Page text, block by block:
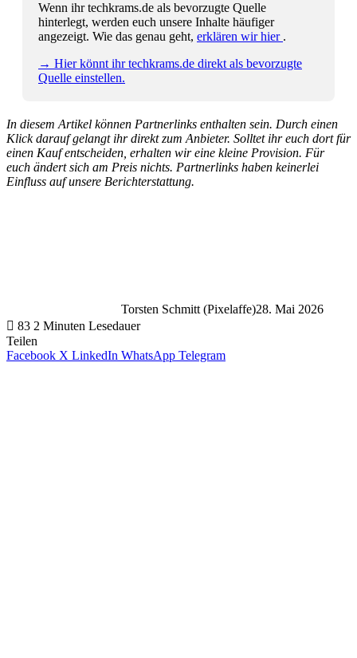
Wenn ihr techkrams.de als bevorzugte Quelle
hinterlegt, werden euch unsere Inhalte häufiger
angezeigt. Wie das genau geht, erklären wir hier .
→ Hier könnt ihr techkrams.de direkt als bevorzugte
Quelle einstellen.
In diesem Artikel können Partnerlinks enthalten sein. Durch einen
Klick darauf gelangt ihr direkt zum Anbieter. Solltet ihr euch dort für
einen Kauf entscheiden, erhalten wir eine kleine Provision. Für
euch ändert sich am Preis nichts. Partnerlinks haben keinerlei
Einfluss auf unsere Berichterstattung.
Torsten Schmitt (Pixelaffe)28. Mai 2026
83 2 Minuten Lesedauer
Teilen
Facebook X LinkedIn WhatsApp Telegram